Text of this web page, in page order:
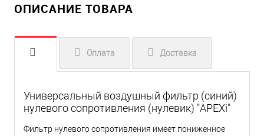
ОПИСАНИЕ ТОВАРА
Оплата Доставка
Универсальный воздушный фильтр (синий)
нулевого сопротивления (нулевик) "APEXi"
Фильтр нулевого сопротивления имеет пониженное